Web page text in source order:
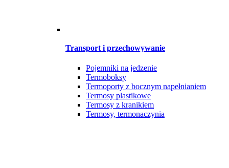
Transport i przechowywanie
Pojemniki na jedzenie
Termoboksy
Termoporty z bocznym napełnianiem
Termosy plastikowe
Termosy z kranikiem
Termosy, termonaczynia